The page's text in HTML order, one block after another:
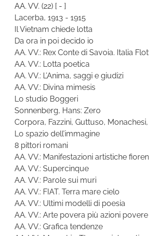
AA. VV. (22) [ - ]
Lacerba, 1913 - 1915
Il Vietnam chiede lotta
Da ora in poi decido io
AA. VV.: Rex Conte di Savoia. Italia
AA. VV.: Lotta poetica
AA. VV.: L’Anima, saggi e giudizi
AA. VV.: Divina mimesis
Lo studio Boggeri
Sonnenberg, Hans: Zero
Corpora, Fazzini, Guttuso,
Lo spazio dell’immagine
8 pittori romani
AA. VV.: Manifestazioni artistiche
AA. VV.: Supercinque
AA. VV.: Parole sui muri
AA. VV.: FIAT. Terra mare cielo
AA. VV.: Ultimi modelli di poesia
AA. VV.: Arte povera più azioni povere
AA. VV.: Grafica tendenze